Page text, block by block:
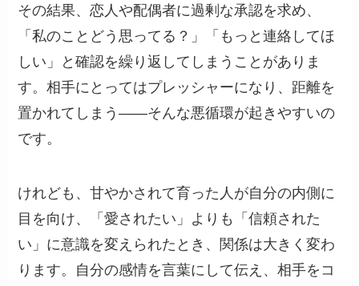
その結果、恋人や配偶者に過剰な承認を求め、
「私のことどう思ってる？」「もっと連絡してほ
しい」と確認を繰り返してしまうことがありま
す。相手にとってはプレッシャーになり、距離を
置かれてしまう——そんな悪循環が起きやすいの
です。
けれども、甘やかされて育った人が自分の内側に
目を向け、「愛されたい」よりも「信頼された
い」に意識を変えられたとき、関係は大きく変わ
ります。自分の感情を言葉にして伝え、相手をコ